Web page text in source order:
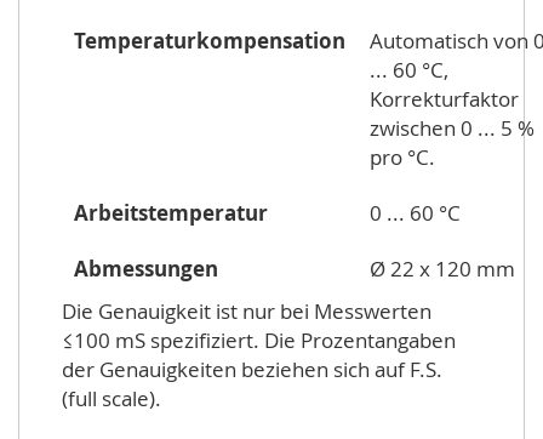
Temperaturkompensation
Automatisch von
... 60 °C,
Korrekturfaktor
zwischen 0 ... 5 %
pro °C.
Arbeitstemperatur
0 ... 60 °C
Abmessungen
Ø 22 x 120 mm
Die Genauigkeit ist nur bei Messwerten
≤100 mS spezifiziert. Die Prozentangaben
der Genauigkeiten beziehen sich auf F.S.
(full scale).